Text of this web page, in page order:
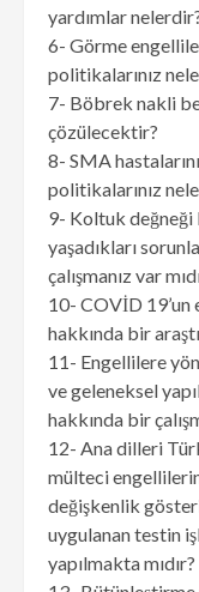
yardımlar
6- Görme
politikalarınız
7- Böbrek nakli
çözülecektir?
8- SMA
politikalarınız
9- Koltuk değneği
yaşadıkları
çalışmanız var
10- COVİD 19’un
hakkında bir
11- Engellilere
ve geleneksel
hakkında bir
12- Ana dilleri
mülteci
değişkenlik
uygulanan testin
yapılmakta mıdır?